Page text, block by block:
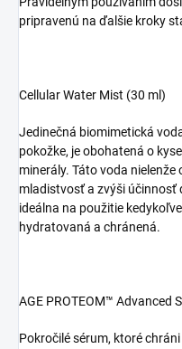
pripravenú na ďalšie kroky
Cellular Water Mist (30 ml)
Jedinečná biomimetická
pokožke, je obohatená o
minerály. Táto voda nielenže
mladistvosť a zvýši
ideálna na použitie
hydratovaná a chránená.
AGE PROTEOM™ Advanced
Pokročilé sérum, ktoré